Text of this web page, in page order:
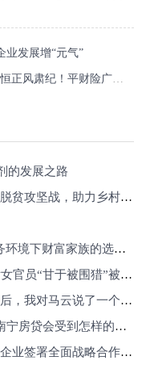
业发展增“元气”
财险广西分公司召开正风肃纪
的发展之路
，助力乡村振兴战略实施
家族的选择”专业沙龙活动
员“甘于被围猎”被开除
我对马云说了一个警告
受到怎样的影响？赶紧看
签署全面战略合作协议